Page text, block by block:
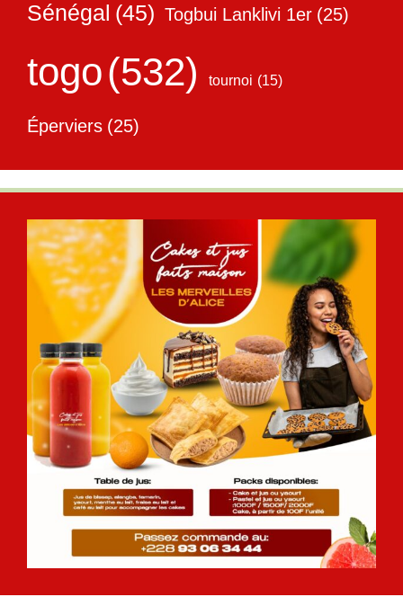
Sénégal (45) Togbui Lanklivi 1er (25)
togo(532) tournoi (15)
Éperviers (25)